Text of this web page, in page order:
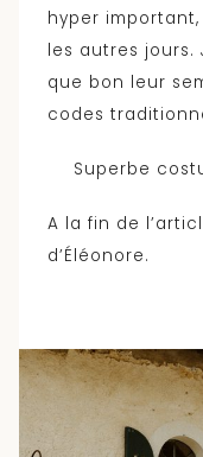
hyper
les autres jours.
que bon leur
codes
Superbe
A la fin de
d’Éléonore.